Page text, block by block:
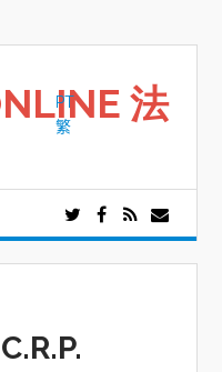
法
PT
繁